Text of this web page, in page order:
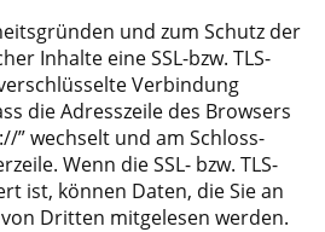
und zum Schutz der
Inhalte eine SSL-bzw. TLS-
Verbindung
die Adresszeile des Browsers
” wechselt und am Schloss-
Wenn die SSL- bzw. TLS-
ist, können Daten, die Sie an
Dritten mitgelesen werden.